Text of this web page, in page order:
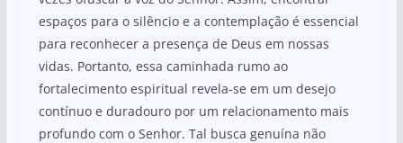
espaços para o silêncio e a contemplação é essencial
para reconhecer a presença de Deus em nossas
vidas. Portanto, essa caminhada rumo ao
fortalecimento espiritual revela-se em um desejo
contínuo e duradouro por um relacionamento mais
profundo com o Senhor. Tal busca genuína não